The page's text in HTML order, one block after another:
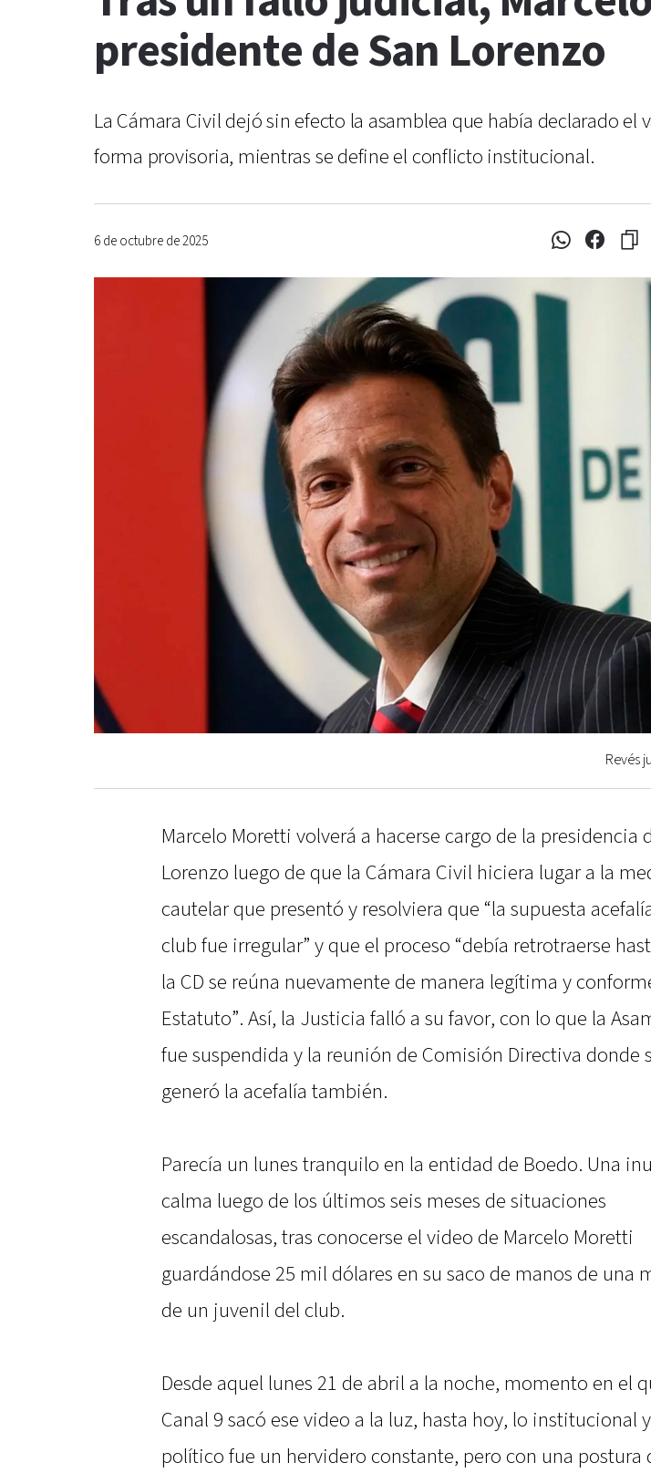
presidente de San Lorenzo
La Cámara Civil dejó sin efecto la asamblea que había declarado
forma provisoria, mientras se define el conflicto institucional.
6 de octubre de 2025
Revés
Marcelo Moretti volverá a hacerse cargo de la presidencia
Lorenzo luego de que la Cámara Civil hiciera lugar a la
cautelar que presentó y resolviera que “la supuesta
club fue irregular” y que el proceso “debía retrotraerse
la CD se reúna nuevamente de manera legítima y
Estatuto”. Así, la Justicia falló a su favor, con lo que la
fue suspendida y la reunión de Comisión Directiva donde
generó la acefalía también.
Parecía un lunes tranquilo en la entidad de Boedo. Una
calma luego de los últimos seis meses de situaciones
escandalosas, tras conocerse el video de Marcelo Moretti
guardándose 25 mil dólares en su saco de manos de una
de un juvenil del club.
Desde aquel lunes 21 de abril a la noche, momento en el
Canal 9 sacó ese video a la luz, hasta hoy, lo institucional y
político fue un hervidero constante, pero con una postura